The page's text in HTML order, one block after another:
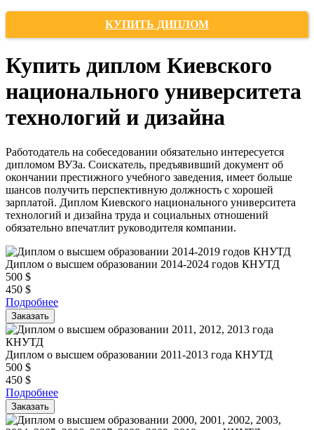
КУПИТЬ ДИПЛОМ
Купить диплом Киевского
национального университета
технологий и дизайна
Работодатель на собеседовании обязательно интересуется
дипломом ВУЗа. Соискатель, предъявивший документ об
окончании престижного учебного заведения, имеет больше
шансов получить перспективную должность с хорошей
зарплатой. Диплом Киевского национального университета
технологий и дизайна труда и социальных отношений
обязательно впечатлит руководителя компании.
Диплом о высшем образовании 2014-2024 годов КНУТД
500 $
450 $
Подробнее
Заказать
Диплом о высшем образовании 2011-2013 года КНУТД
500 $
450 $
Подробнее
Заказать